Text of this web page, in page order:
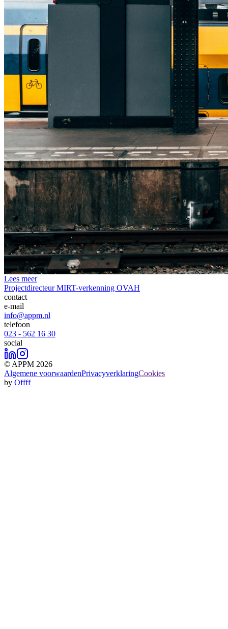
Lees meer
Projectdirecteur MIRT-verkenning OVAH
contact
e-mail
info@appm.nl
telefoon
023 - 562 16 30
social
© APPM 2026
Algemene voorwaardenPrivacyverklaringCookies
by Offff